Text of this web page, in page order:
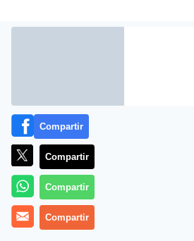
Más información
Compartir
Compartir
Compartir
Compartir